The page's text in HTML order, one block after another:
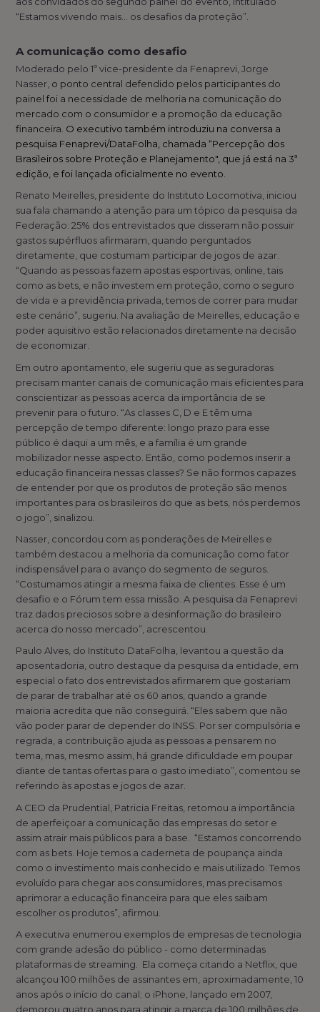
“Estamos vivendo mais... os desafios da proteção”.
A comunicação como desafio
Moderado pelo 1º vice-presidente da Fenaprevi, Jorge
Nasser, o ponto central defendido pelos participantes do
painel foi a necessidade de melhoria na comunicação do
mercado com o consumidor e a promoção da educação
financeira. O executivo também introduziu na conversa a
pesquisa Fenaprevi/DataFolha, chamada “Percepção dos
Brasileiros sobre Proteção e Planejamento", que já está na 3ª
edição, e foi lançada oficialmente no evento.
Renato Meirelles, presidente do Instituto Locomotiva, iniciou
sua fala chamando a atenção para um tópico da pesquisa da
Federação: 25% dos entrevistados que disseram não possuir
gastos supérfluos afirmaram, quando perguntados
diretamente, que costumam participar de jogos de azar.
“Quando as pessoas fazem apostas esportivas, online, tais
como as bets, e não investem em proteção, como o seguro
de vida e a previdência privada, temos de correr para mudar
este cenário”, sugeriu. Na avaliação de Meirelles, educação e
poder aquisitivo estão relacionados diretamente na decisão
de economizar.
Em outro apontamento, ele sugeriu que as seguradoras
precisam manter canais de comunicação mais eficientes para
conscientizar as pessoas acerca da importância de se
prevenir para o futuro. “As classes C, D e E têm uma
percepção de tempo diferente: longo prazo para esse
público é daqui a um mês, e a família é um grande
mobilizador nesse aspecto. Então, como podemos inserir a
educação financeira nessas classes? Se não formos capazes
de entender por que os produtos de proteção são menos
importantes para os brasileiros do que as bets, nós perdemos
o jogo”, sinalizou.
Nasser, concordou com as ponderações de Meirelles e
também destacou a melhoria da comunicação como fator
indispensável para o avanço do segmento de seguros.
“Costumamos atingir a mesma faixa de clientes. Esse é um
desafio e o Fórum tem essa missão. A pesquisa da Fenaprevi
traz dados preciosos sobre a desinformação do brasileiro
acerca do nosso mercado”, acrescentou.
Paulo Alves, do Instituto DataFolha, levantou a questão da
aposentadoria, outro destaque da pesquisa da entidade, em
especial o fato dos entrevistados afirmarem que gostariam
de parar de trabalhar até os 60 anos, quando a grande
maioria acredita que não conseguirá. “Eles sabem que não
vão poder parar de depender do INSS. Por ser compulsória e
regrada, a contribuição ajuda as pessoas a pensarem no
tema, mas, mesmo assim, há grande dificuldade em poupar
diante de tantas ofertas para o gasto imediato”, comentou se
referindo às apostas e jogos de azar.
A CEO da Prudential, Patricia Freitas, retomou a importância
de aperfeiçoar a comunicação das empresas do setor e
assim atrair mais públicos para a base. “Estamos concorrendo
com as bets. Hoje temos a caderneta de poupança ainda
como o investimento mais conhecido e mais utilizado. Temos
evoluído para chegar aos consumidores, mas precisamos
aprimorar a educação financeira para que eles saibam
escolher os produtos”, afirmou.
A executiva enumerou exemplos de empresas de tecnologia
com grande adesão do público - como determinadas
plataformas de streaming. Ela começa citando a Netflix, que
alcançou 100 milhões de assinantes em, aproximadamente, 10
anos após o início do canal; o iPhone, lançado em 2007,
demorou quatro anos para atingir a marca de 100 milhões de